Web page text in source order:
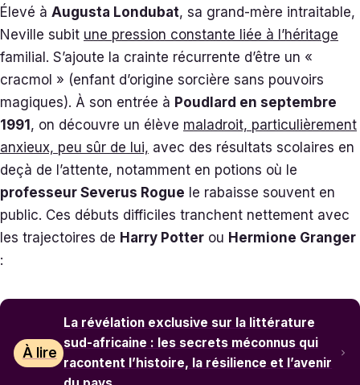
Élevé à Augusta Londubat, sa grand-mère intraitable,
Neville subit une pression constante liée à l’héritage
familial. S’ajoute la crainte récurrente d’être un «
cracmol » (enfant d’origine sorcière sans pouvoirs
magiques). À son entrée à Poudlard en septembre
1991 , on découvre un élève maladroit, particulièrement
anxieux, peu sûr de lui, avec des résultats scolaires en
deçà de l’attente, notamment en potions où le
professeur Severus Rogue le rabaisse souvent en
public. Ces débuts difficiles tranchent nettement avec
les trajectoires de Harry Potter ou Hermione Granger
:
À lire
La révélation exclusive sur la littérature
sud-africaine : les secrets méconnus qui
racontent l’histoire, la résilience et l’avenir